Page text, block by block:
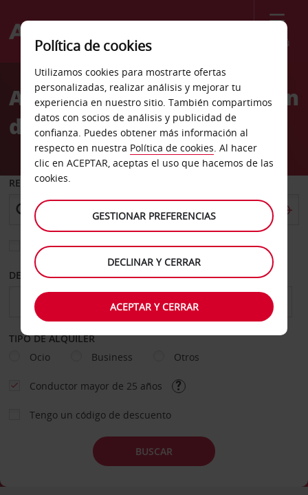
Menú
Welcome
AvisAlquiler de coches Estación
de Huntington
RECOGER EN
Elegir otra oficina de devolución
DESDE HASTA
TIPO DE ALQUILER
Ocio
Business Otros
Conductor mayor de 25 años
Tengo un código de descuento
BUSCAR
Política de cookies
Utilizamos cookies para mostrarte ofertas
personalizadas, realizar análisis y mejorar tu
experiencia en nuestro sitio. También compartimos
datos con socios de análisis y publicidad de
confianza. Puedes obtener más información al
respecto en nuestra Política de cookies. Al hacer
clic en ACEPTAR, aceptas el uso que hacemos de las
cookies.
GESTIONAR PREFERENCIAS
DECLINAR Y CERRAR
ACEPTAR Y CERRAR